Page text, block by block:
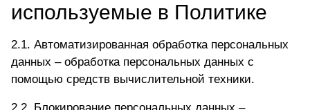
используемые в Политике
2.1. Автоматизированная обработка персональных
данных – обработка персональных данных с
помощью средств вычислительной техники.